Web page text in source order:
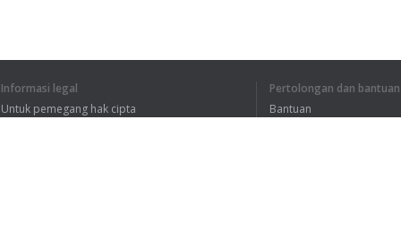
Informasi legal
Untuk pemegang hak cipta
Pertolongan dan bantuan
Bantuan